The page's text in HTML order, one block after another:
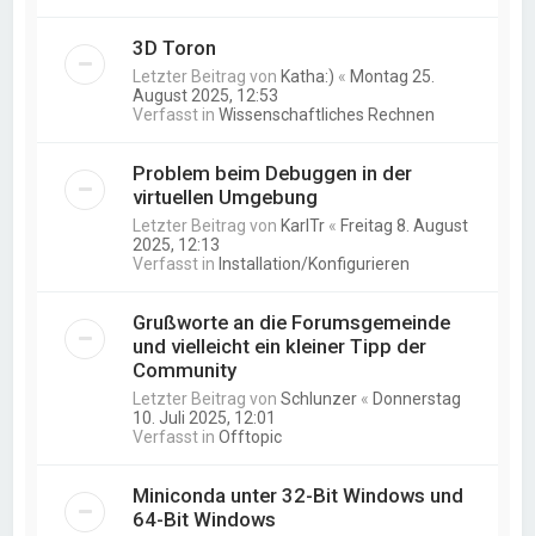
3D Toron
Letzter Beitrag von Katha:) « Montag 25.
August 2025, 12:53
Verfasst inWissenschaftliches Rechnen
Problem beim Debuggen in der
virtuellen Umgebung
Letzter Beitrag von KarlTr « Freitag 8. August
2025, 12:13
Verfasst in Installation/Konfigurieren
Grußworte an die Forumsgemeinde
und vielleicht ein kleiner Tipp der
Community
Letzter Beitrag vonSchlunzer « Donnerstag
10. Juli 2025, 12:01
Verfasst inOfftopic
Miniconda unter 32-Bit Windows und
64-Bit Windows